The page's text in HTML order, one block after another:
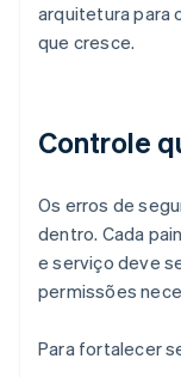
arquitetura para
que cresce.
Controle
Os erros de
dentro. Cada
e serviço deve
permissões
Para fortalecer